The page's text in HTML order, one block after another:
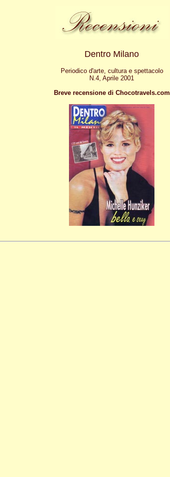
Dentro Milano
Periodico d'arte, cultura e spettacolo
N.4, Aprile 2001
Breve recensione di Chocotravels.com